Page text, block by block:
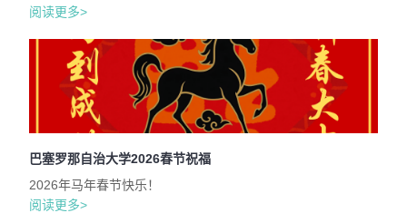
阅读更多>
巴塞罗那自治大学2026春节祝福
2026年马年春节快乐！
阅读更多>